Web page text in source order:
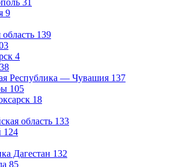
31
9
139
4
Республика — Чувашия 137
105
18
область 133
124
Дагестан 132
85